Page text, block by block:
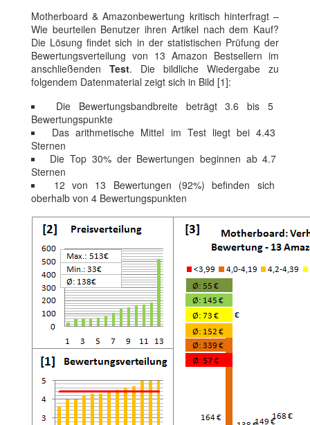
Motherboard & Amazonbewertung kritisch hinterfragt –
Wie beurteilen Benutzer ihren Artikel nach dem Kauf?
Die Lösung findet sich in der statistischen Prüfung der
Bewertungsverteilung von 13 Amazon Bestsellern im
anschließenden Test. Die bildliche Wiedergabe zu
folgendem Datenmaterial zeigt sich in Bild [1]:
Die Bewertungsbandbreite beträgt 3.6 bis 5
Bewertungspunkte
Das arithmetische Mittel im Test liegt bei 4.43
Sternen
Die Top 30% der Bewertungen beginnen ab 4.7
Sternen
12 von 13 Bewertungen (92%) befinden sich
oberhalb von 4 Bewertungspunkten